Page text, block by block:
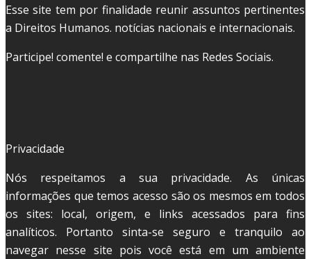
Esse site tem por finalidade reunir assuntos pertinentes
a Direitos Humanos. notícias nacionais e internacionais.
Participe! comente! e compartilhe nas Redes Sociais.
Privacidade
Nós respeitamos a sua privacidade. As únicas
informações que temos acesso são os mesmos em todos
os sites: local, origem, e links acessados para fins
analíticos. Portanto sinta-se seguro e tranquilo ao
navegar nesse site pois você está em um ambiente